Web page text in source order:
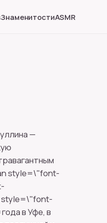
ЗнаменитостиASMR
—
style=\"font-
style=\"font-
в Уфе, в